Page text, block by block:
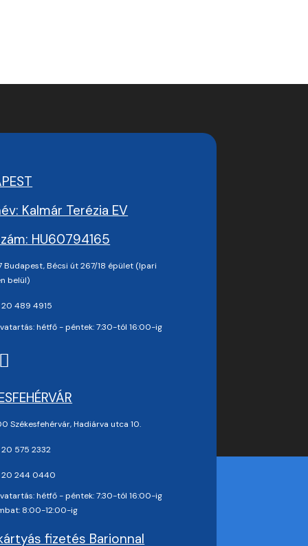
Kalmár Terézia EV
HU60794165
Budapest, Bécsi út 267/18 épület (Ipari
belül)
489 4915
hétfő - péntek: 7:30-tól 16:00-ig
Székesfehérvár, Hadiárva utca 10.
575 2332
20 244 0440
hétfő - péntek: 7:30-tól 16:00-ig
8:00-12:00-ig
fizetés Barionnal